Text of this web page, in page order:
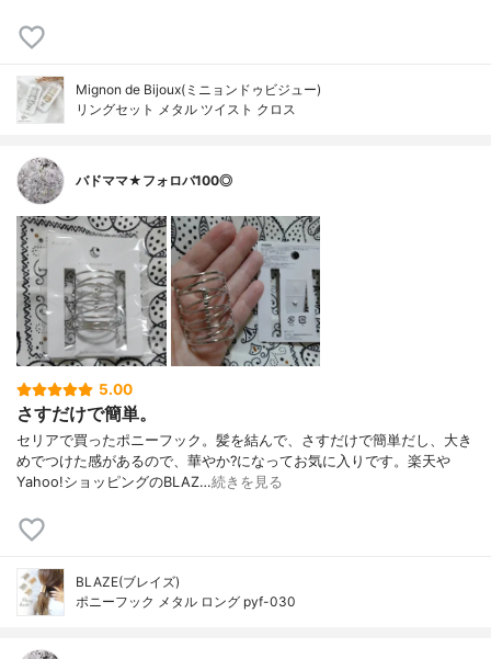
Mignon de Bijoux(ミニョンドゥビジュー)
リングセット メタル ツイスト クロス
バドママ★フォロバ100◎
5.00
さすだけで簡単。
セリアで買ったポニーフック。髪を結んで、さすだけで簡単だし、大き
めでつけた感があるので、華やか?になってお気に入りです。楽天や
Yahoo!ショッピングのBLAZ…続きを見る
BLAZE(ブレイズ)
ポニーフック メタル ロング pyf-030